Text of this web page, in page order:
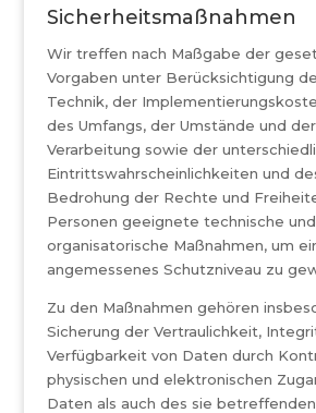
Sicherheitsmaßnahmen
Wir treffen nach Maßgabe der
Vorgaben unter Berücksichtigung
Technik, der
des Umfangs, der Umstände und
Verarbeitung sowie der
Eintrittswahrscheinlichkeiten und
Bedrohung der Rechte und
Personen geeignete technische und
organisatorische Maßnahmen, um
angemessenes Schutzniveau zu
Zu den Maßnahmen gehören
Sicherung der Vertraulichkeit,
Verfügbarkeit von Daten durch
physischen und elektronischen
Daten als auch des sie